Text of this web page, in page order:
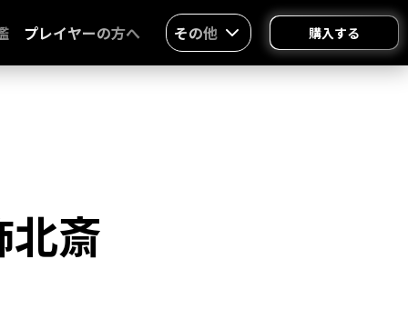
プレイヤーの方へ その他 購入する
斎